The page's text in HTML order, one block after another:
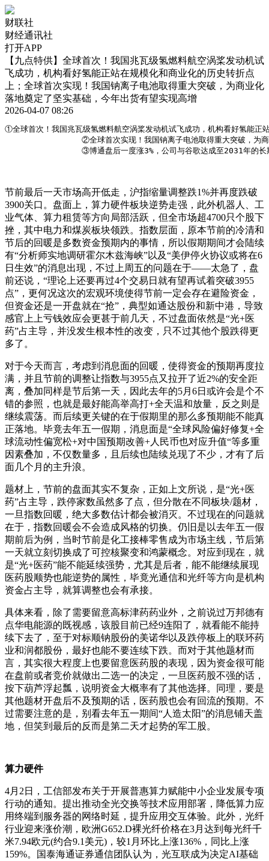
财联社
财经通讯社
打开APP
【九点特供】全球首次！我国兆瓦级氢燃料航空涡桨发动机试
飞成功，机构看好氢能正站在规模化和商业化的历史转折点
上；全球首次实现！我国钠离子电池取得重大突破，为商业化
落地奠定了坚实基础，今年出货有望实现高增
2026-04-07 08:26
①全球首次！我国兆瓦级氢燃料航空涡桨发动机试飞成功，机构看好氢能正
②全球首次实现！我国钠离子电池取得重大突破，为商
③博通盘后一度涨3%，公司与谷歌达成至2031年的长
节前最后一天市场高开低走，沪指缩量调整跌1%并再度跌破
3900关口。盘面上，算力硬件板块逆势走强，此外机器人、工
业气体、算力租赁等方向局部活跃，但全市场超4700只个股下
挫，其中电力和煤炭板块领跌。指数层面，原本节前的冷清和
节后的回暖是多数资金预期内的事情，所以假期期间才会陆续
有“分析师实地调研霍尔木兹海峡”以及“美伊停火协议或将在6
日生效”的消息出现，不过上周五的问题在于——太急了，盘
前还说，“理论上还要再过4个交易日就有望再试着突破3955
点”，更何况这次的宏观环境使得节前一定会存在避险资金，
但资金还是一开盘就在“抢”，典型如通达股份和新中港，导致
感官上上亏钱效应会更甚于前几天，不过盘面依然是“光+医
药”占主导，并没发生根本性的改变，只不过其他个股跌得更
多了。
对于今天而言，考虑到消息面的回暖，使得资金的预期再度拉
满，并且节前的调整让指数与3955点又拉开了近2%的安全距
离，叠加同样是节后第一天，因此去年的5月6日或许会是个不
错的参照，也就是最好能高举高打+全天温和放量，反之则是
继续震荡。而后续更关键的在于假期里的那么多预期能不能真
正落地。毕竟去年五一假期，消息面是“全球风险偏好修复+全
球流动性偏宽松+对中国预期改善+人民币也对应升值“等多重
因素叠加，不仅数量多，且后续也陆续兑现了不少，才有了后
面几个月的主升浪。
题材上，节前的盘面其实不复杂，正如上文所说，是“光+医
药”占主导，跌停家数虽然多了点，但分散在不同板块/题材，
一旦指数回暖，绝大多数估计都会被消灭。不过现在的问题就
在于，指数回暖会不会造成风格的切换。仍旧是以去年五一假
期前后为例，当时节前是化工接棒零售成为市场主线，节后第
一天就立刻切换成了可控核聚变和鸿蒙概念。对应到现在，就
是“光+医药”能不能延续强势，尤其是后者，能不能继续展现
医药股顺势也能逆势的属性，毕竟光通信和光纤等方向是机构
资金占主导，就算调整也会有承接。
具体来看，除了需要留意高标津药药业外，之前说过万邦德有
点华电能源的既视感，该股目前已经9连阳了，就看能不能持
续下去了，至于对标顺钠股份的美诺华以及跌停板上的联环药
业和润都股份，最好也能不要连续下跌。而对于其他题材而
言，其实很大程度上也要留意医药股的表现，因为资金很可能
在盘前或者竞价就做出二选一的决定，一旦医药股不强的话，
按下葫芦浮起瓢，说明资金大概率有了其他选择。同理，要是
其他题材开盘后不及预期的话，医药股也会有回流的预期。不
过需要注意的是，别看去年五一期间“人造太阳”的消息铺天盖
地，但笑到最后的反而是第二天才起势的军工股。
算力硬件
4月2日，工信部发布关于开展普惠算力赋能中小企业发展专项
行动的通知。提出推动全光交换等技术应用部署，降低算力应
用终端到服务器的网络时延，提升应用交互体验。此外，光纤
行业迎来涨价潮，欧洲G652.D裸光纤价格在3月达到每光纤千
米7.94欧元(约合9.1美元)，较1月环比上涨136%，同比上涨
159%。国泰海通证券通信团队认为，光互联成为决定AI基础